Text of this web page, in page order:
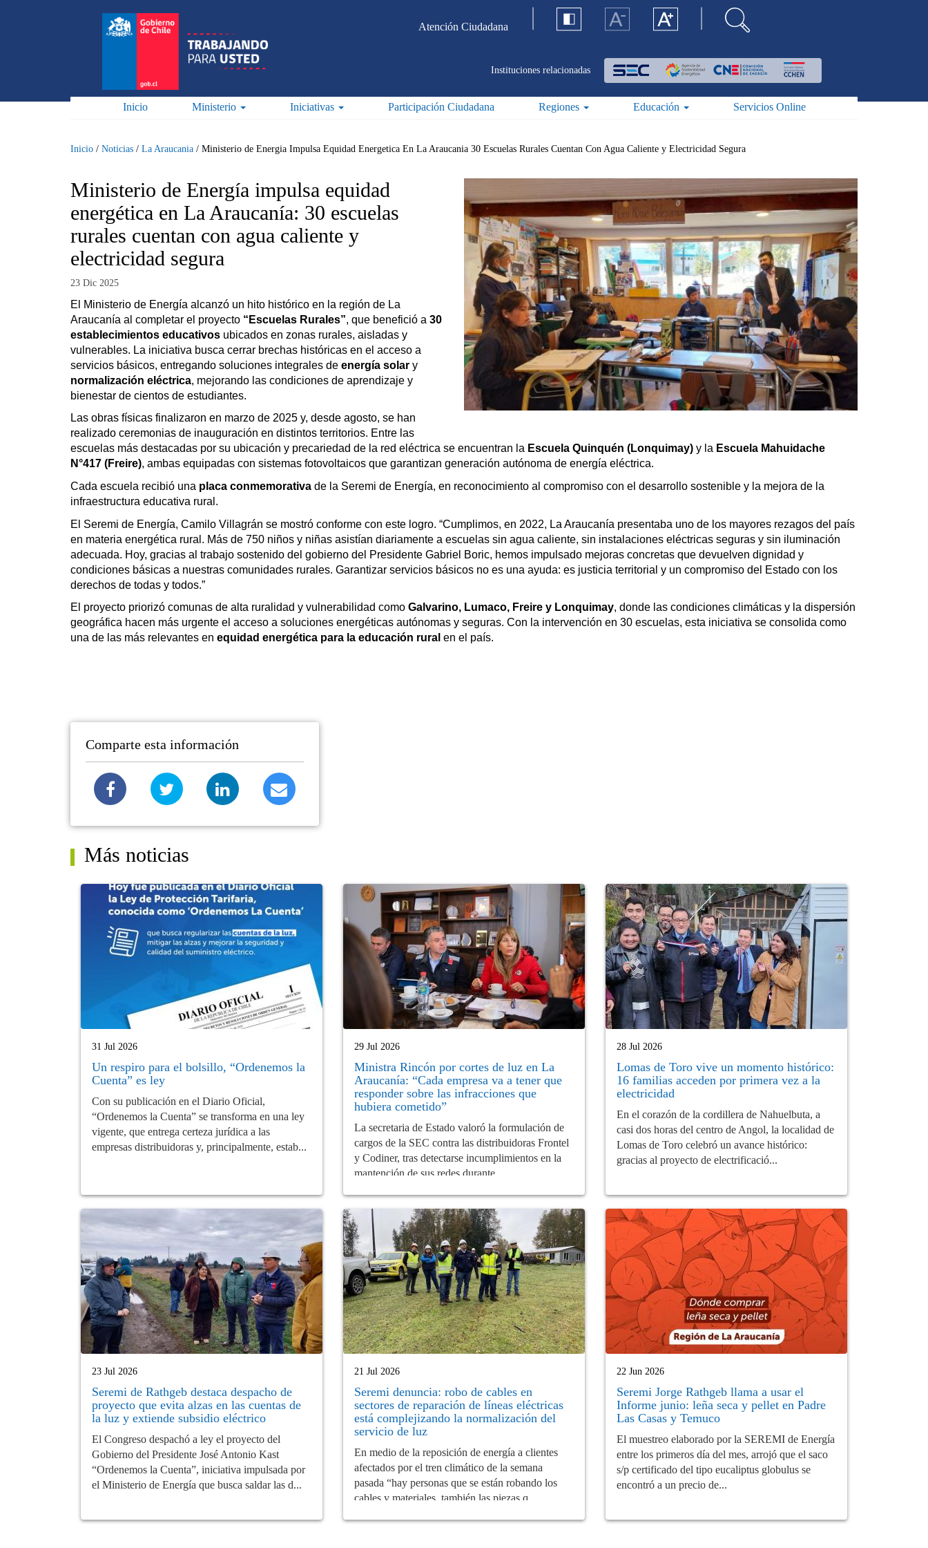
Atención Ciudadana
Instituciones relacionadas
Inicio Ministerio Iniciativas Participación Ciudadana Regiones Educación Servicios Online
Inicio / Noticias / La Araucania / Ministerio de Energia Impulsa Equidad Energetica En La Araucania 30 Escuelas Rurales Cuentan Con Agua Caliente y Electricidad Segura
Ministerio de Energía impulsa equidad
energética en La Araucanía: 30 escuelas
rurales cuentan con agua caliente y
electricidad segura
23 Dic 2025
El Ministerio de Energía alcanzó un hito histórico en la región de La
Araucanía al completar el proyecto “Escuelas Rurales”, que benefició a 30
establecimientos educativos ubicados en zonas rurales, aisladas y
vulnerables. La iniciativa busca cerrar brechas históricas en el acceso a
servicios básicos, entregando soluciones integrales de energía solar y
normalización eléctrica, mejorando las condiciones de aprendizaje y
bienestar de cientos de estudiantes.
Las obras físicas finalizaron en marzo de 2025 y, desde agosto, se han
realizado ceremonias de inauguración en distintos territorios. Entre las
escuelas más destacadas por su ubicación y precariedad de la red eléctrica se encuentran la Escuela Quinquén (Lonquimay) y la Escuela Mahuidache
N°417 (Freire), ambas equipadas con sistemas fotovoltaicos que garantizan generación autónoma de energía eléctrica.
Cada escuela recibió una placa conmemorativa de la Seremi de Energía, en reconocimiento al compromiso con el desarrollo sostenible y la mejora de la
infraestructura educativa rural.
El Seremi de Energía, Camilo Villagrán se mostró conforme con este logro. “Cumplimos, en 2022, La Araucanía presentaba uno de los mayores rezagos del país
en materia energética rural. Más de 750 niños y niñas asistían diariamente a escuelas sin agua caliente, sin instalaciones eléctricas seguras y sin iluminación
adecuada. Hoy, gracias al trabajo sostenido del gobierno del Presidente Gabriel Boric, hemos impulsado mejoras concretas que devuelven dignidad y
condiciones básicas a nuestras comunidades rurales. Garantizar servicios básicos no es una ayuda: es justicia territorial y un compromiso del Estado con los
derechos de todas y todos.”
El proyecto priorizó comunas de alta ruralidad y vulnerabilidad como Galvarino, Lumaco, Freire y Lonquimay, donde las condiciones climáticas y la dispersión
geográfica hacen más urgente el acceso a soluciones energéticas autónomas y seguras. Con la intervención en 30 escuelas, esta iniciativa se consolida como
una de las más relevantes en equidad energética para la educación rural en el país.
Comparte esta información
Más noticias
31 Jul 2026
Un respiro para el bolsillo, “Ordenemos la
Cuenta” es ley
Con su publicación en el Diario Oficial,
“Ordenemos la Cuenta” se transforma en una ley
vigente, que entrega certeza jurídica a las
empresas distribuidoras y, principalmente, estab...
29 Jul 2026
Ministra Rincón por cortes de luz en La
Araucanía: “Cada empresa va a tener que
responder sobre las infracciones que
hubiera cometido”
La secretaria de Estado valoró la formulación de
cargos de la SEC contra las distribuidoras Frontel
y Codiner, tras detectarse incumplimientos en la
mantención de sus redes durante...
28 Jul 2026
Lomas de Toro vive un momento histórico:
16 familias acceden por primera vez a la
electricidad
En el corazón de la cordillera de Nahuelbuta, a
casi dos horas del centro de Angol, la localidad de
Lomas de Toro celebró un avance histórico:
gracias al proyecto de electrificació...
23 Jul 2026
Seremi de Rathgeb destaca despacho de
proyecto que evita alzas en las cuentas de
la luz y extiende subsidio eléctrico
El Congreso despachó a ley el proyecto del
Gobierno del Presidente José Antonio Kast
“Ordenemos la Cuenta”, iniciativa impulsada por
el Ministerio de Energía que busca saldar las d...
21 Jul 2026
Seremi denuncia: robo de cables en
sectores de reparación de líneas eléctricas
está complejizando la normalización del
servicio de luz
En medio de la reposición de energía a clientes
afectados por el tren climático de la semana
pasada “hay personas que se están robando los
cables y materiales, también las piezas q...
22 Jun 2026
Seremi Jorge Rathgeb llama a usar el
Informe junio: leña seca y pellet en Padre
Las Casas y Temuco
El muestreo elaborado por la SEREMI de Energía
entre los primeros día del mes, arrojó que el saco
s/p certificado del tipo eucaliptus globulus se
encontró a un precio de...